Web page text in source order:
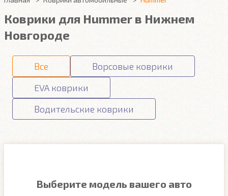
Коврики для Hummer в Нижнем
Новгороде
Все
Ворсовые коврики
EVA коврики
Водительские коврики
Выберите модель вашего авто